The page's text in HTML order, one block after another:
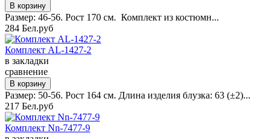
Размер: 46-56. Рост 170 см. Комплект из костюмн...
284 Бел.руб
Комплект AL-1427-2
в закладки
сравнение
Размер: 50-56. Рост 164 см. Длина изделия блузка: 63 (±2)...
217 Бел.руб
Комплект Nn-7477-9